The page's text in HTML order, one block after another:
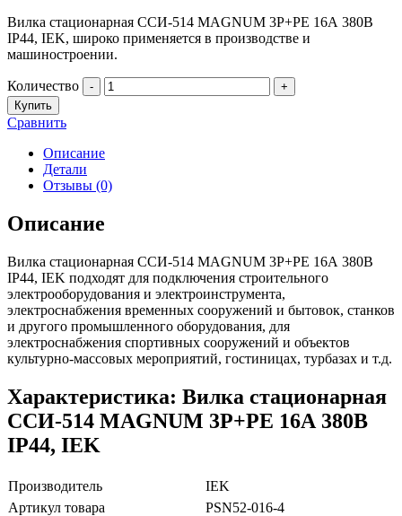
Вилка стационарная ССИ-514 MAGNUM 3P+PE 16А 380В
IP44, IEK, широко применяется в производстве и
машиностроении.
Количество -
+
Купить
Сравнить
Описание
Детали
Отзывы (0)
Описание
Вилка стационарная ССИ-514 MAGNUM 3P+PE 16А 380В
IP44, IEK подходят для подключения строительного
электрооборудования и электроинструмента,
электроснабжения временных сооружений и бытовок, станков
и другого промышленного оборудования, для
электроснабжения спортивных сооружений и объектов
культурно-массовых мероприятий, гостиницах, турбазах и т.д.
Характеристика: Вилка стационарная
ССИ-514 MAGNUM 3P+PE 16А 380В
IP44, IEK
Производитель
IEK
Артикул товара
PSN52-016-4